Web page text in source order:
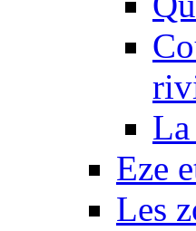
Eze
Les